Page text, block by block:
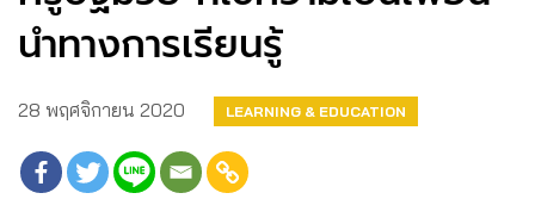
นำทางการเรียนรู้
28 พฤศจิกายน 2020 LEARNING & EDUCATION